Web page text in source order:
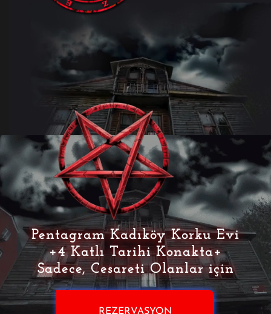
Pentagram Kadıköy Korku Evi
+4 Katlı Tarihi Konakta+
Sadece, Cesareti Olanlar için
REZERVASYON